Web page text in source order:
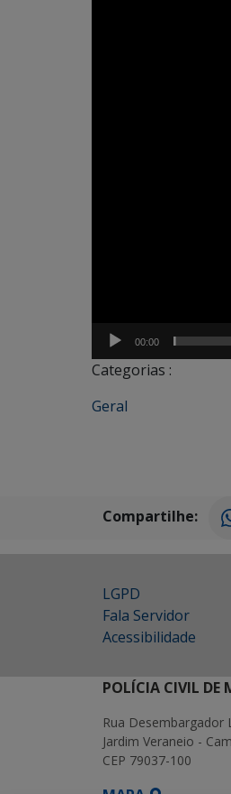
00:00
Categorias :
Geral
Compartilhe:
LGPD
Fala Servidor
Acessibilidade
POLÍCIA CIVIL DE
Rua
Jardim Veraneio -
CEP 79037-100